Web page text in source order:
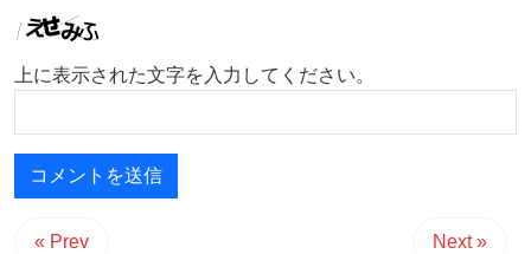
上に表示された文字を入力してください。
« Prev Next »